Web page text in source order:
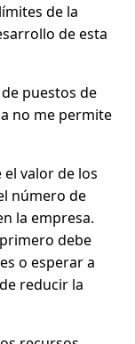
de la
de esta
puestos de
no me permite
valor de los
número de
la empresa.
debe
o esperar a
reducir la